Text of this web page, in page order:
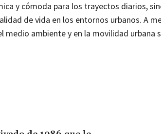
y cómoda para los trayectos diarios,
de vida en los entornos urbanos. A
ambiente y en la movilidad urbana